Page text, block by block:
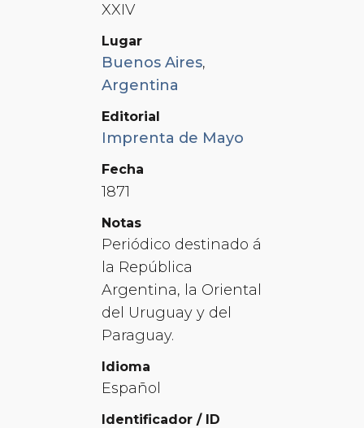
XXIV
Lugar
Buenos Aires,
Argentina
Editorial
Imprenta de Mayo
Fecha
1871
Notas
Periódico destinado á
la República
Argentina, la Oriental
del Uruguay y del
Paraguay.
Idioma
Español
Identificador / ID